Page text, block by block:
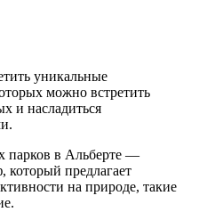
уникальные
можно встретить
и насладиться
парков в Альберте —
предлагает
на природе, такие